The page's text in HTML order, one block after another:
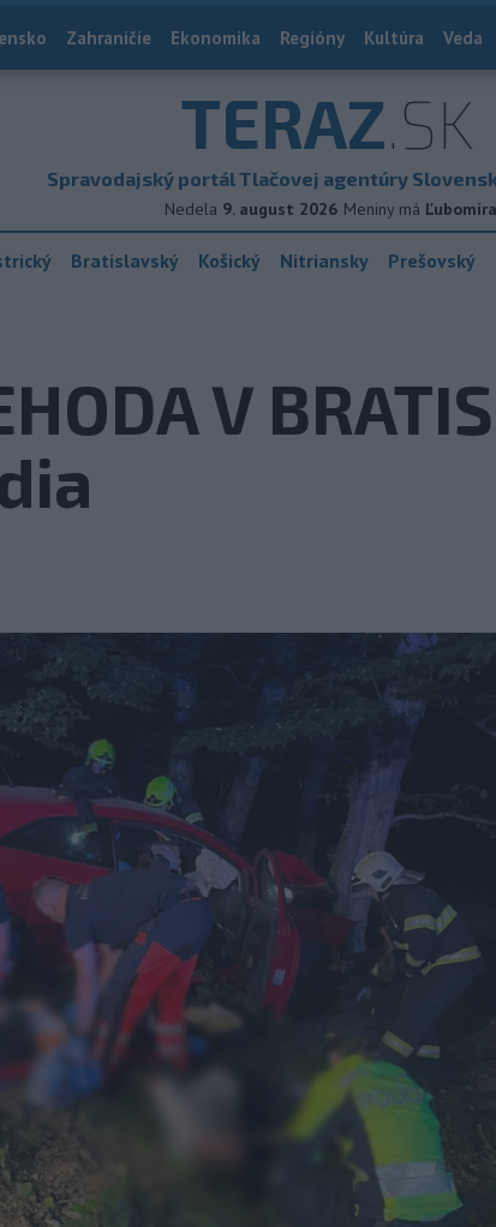
Zahraničie Ekonomika Regióny Kultúra Veda
TERAZ.SK
Spravodajský portál Tlačovej agentúry
Nedela 9. august 2026 Meniny má Ľubomíra
Bratislavský Košický Nitriansky Prešovský
V